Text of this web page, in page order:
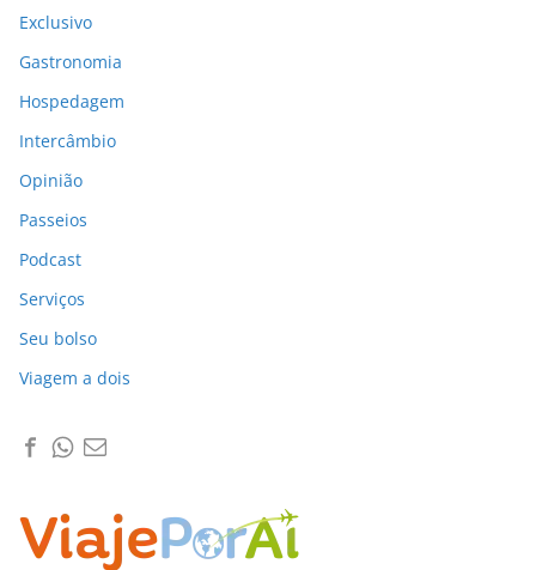
Exclusivo
Gastronomia
Hospedagem
Intercâmbio
Opinião
Passeios
Podcast
Serviços
Seu bolso
Viagem a dois